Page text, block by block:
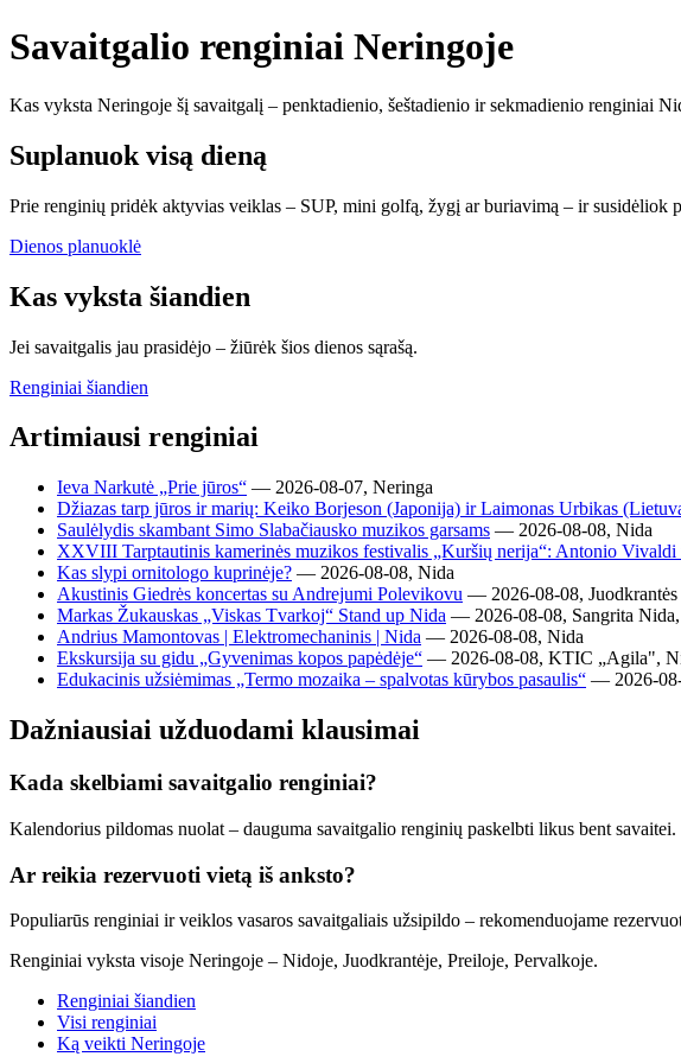
Savaitgalio renginiai Neringoje
Kas vyksta Neringoje šį savaitgalį – penktadienio, šeštadienio ir sekmadienio renginiai
Suplanuok visą dieną
Prie renginių pridėk aktyvias veiklas – SUP, mini golfą, žygį ar buriavimą – ir susidėliok
Dienos planuoklė
Kas vyksta šiandien
Jei savaitgalis jau prasidėjo – žiūrėk šios dienos sąrašą.
Renginiai šiandien
Artimiausi renginiai
Ieva Narkutė „Prie jūros“ — 2026-08-07, Neringa
Džiazas tarp jūros ir marių: Keiko Borjeson (Japonija) ir Laimonas Urbikas
Saulėlydis skambant Simo Slabačiausko muzikos garsams — 2026-08-08, Nida
XXVIII Tarptautinis kamerinės muzikos festivalis „Kuršių nerija“: Antonio Vivaldi
Kas slypi ornitologo kuprinėje? — 2026-08-08, Nida
Akustinis Giedrės koncertas su Andrejumi Polevikovu — 2026-08-08, Juodkrantės
Markas Žukauskas „Viskas Tvarkoj“ Stand up Nida — 2026-08-08, Sangrita
Andrius Mamontovas | Elektromechaninis | Nida — 2026-08-08, Nida
Ekskursija su gidu „Gyvenimas kopos papėdėje“ — 2026-08-08, KTIC „Agila",
Edukacinis užsiėmimas „Termo mozaika – spalvotas kūrybos pasaulis“ — 2026-
Dažniausiai užduodami klausimai
Kada skelbiami savaitgalio renginiai?
Kalendorius pildomas nuolat – dauguma savaitgalio renginių paskelbti likus bent savaitei.
Ar reikia rezervuoti vietą iš anksto?
Populiarūs renginiai ir veiklos vasaros savaitgaliais užsipildo – rekomenduojame
Renginiai vyksta visoje Neringoje – Nidoje, Juodkrantėje, Preiloje, Pervalkoje.
Renginiai šiandien
Visi renginiai
Ką veikti Neringoje